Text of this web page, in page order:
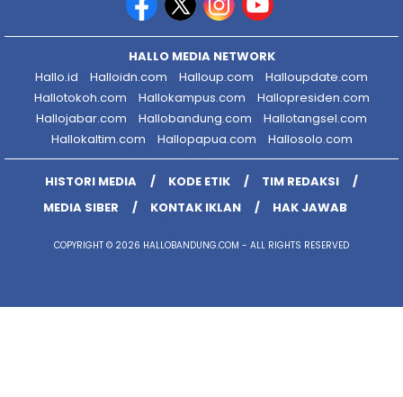
HALLO MEDIA NETWORK
Hallo.id
Halloidn.com Halloup.com
Halloupdate.com
Hallotokoh.com
Hallokampus.com
Hallopresiden.com
Hallojabar.com
Hallobandung.com
Hallotangsel.com
Hallokaltim.com
Hallopapua.com Hallosolo.com
HISTORI MEDIA KODE ETIK
TIM REDAKSI
MEDIA SIBER
KONTAK IKLAN HAK JAWAB
COPYRIGHT © 2026 HALLOBANDUNG.COM - ALL RIGHTS RESERVED